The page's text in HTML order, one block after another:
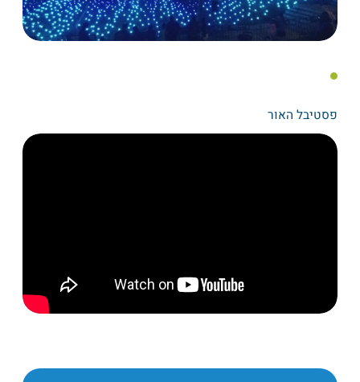
פסטיבל האור